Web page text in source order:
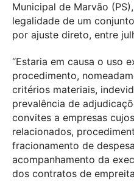
Municipal de Marvão
legalidade de um
por ajuste direto, entre
“Estaria em causa o uso
procedimento,
critérios materiais,
prevalência de
convites a empresas
relacionados,
fracionamento de
acompanhamento da
dos contratos de